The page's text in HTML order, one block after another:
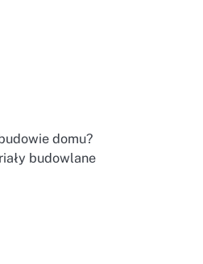
domu?
budowlane